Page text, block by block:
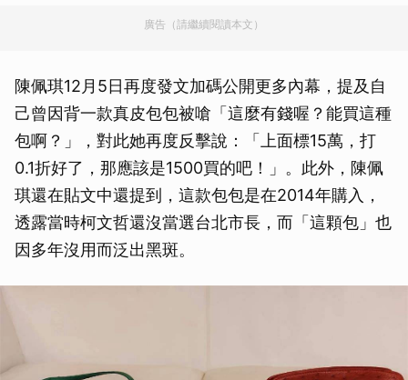
廣告（請繼續閱讀本文）
陳佩琪12月5日再度發文加碼公開更多內幕，提及自
己曾因背一款真皮包包被嗆「這麼有錢喔？能買這種
包啊？」，對此她再度反擊說：「上面標15萬，打
0.1折好了，那應該是1500買的吧！」。此外，陳佩
琪還在貼文中還提到，這款包包是在2014年購入，
透露當時柯文哲還沒當選台北市長，而「這顆包」也
因多年沒用而泛出黑斑。